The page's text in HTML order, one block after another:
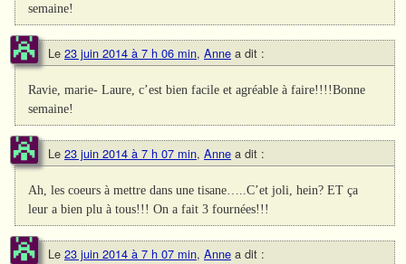
semaine!
Le 23 juin 2014 à 7 h 06 min, Anne a dit :
Ravie, marie- Laure, c’est bien facile et agréable à faire!!!!Bonne
semaine!
Le 23 juin 2014 à 7 h 07 min, Anne a dit :
Ah, les coeurs à mettre dans une tisane…..C’et joli, hein? ET ça
leur a bien plu à tous!!! On a fait 3 fournées!!!
Le 23 juin 2014 à 7 h 07 min, Anne a dit :